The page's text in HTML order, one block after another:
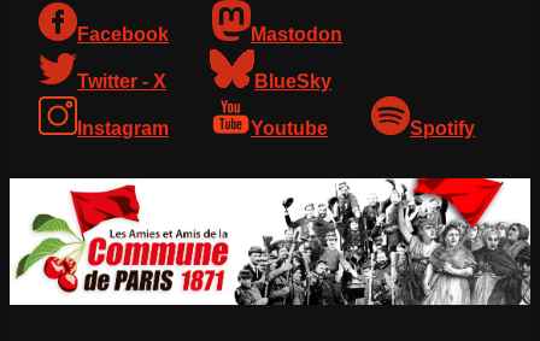
Facebook Mastodon
Twitter - X BlueSky
Instagram Youtube Spotify